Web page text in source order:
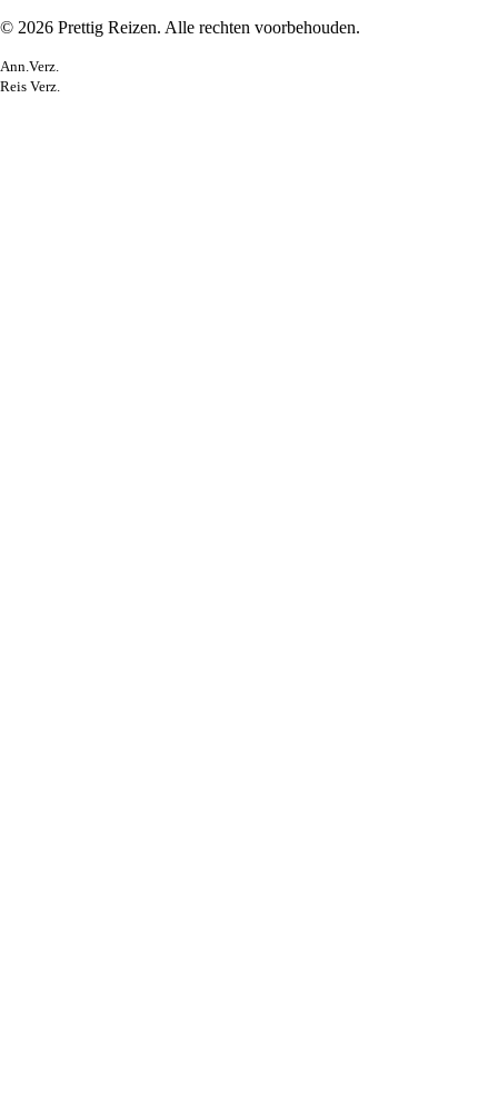
© 2026 Prettig Reizen. Alle rechten voorbehouden.
Ann.Verz.
Reis Verz.